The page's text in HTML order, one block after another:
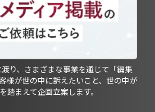
り、さまざまな事業を通じて「編集
様が世の中に訴えたいこと、世の中が
踏まえて企画立案します。